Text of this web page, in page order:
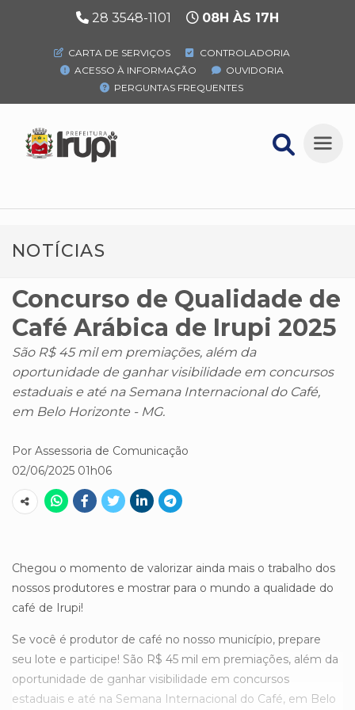
28 3548-1101 08H ÀS 17H
CARTA DE SERVIÇOS
CONTROLADORIA
ACESSO À INFORMAÇÃO
OUVIDORIA
PERGUNTAS FREQUENTES
NOTÍCIAS
Concurso de Qualidade de
Café Arábica de Irupi 2025
São R$ 45 mil em premiações, além da
oportunidade de ganhar visibilidade em concursos
estaduais e até na Semana Internacional do Café,
em Belo Horizonte - MG.
Por Assessoria de Comunicação
02/06/2025 01h06
Chegou o momento de valorizar ainda mais o trabalho dos
nossos produtores e mostrar para o mundo a qualidade do
café de Irupi!
Se você é produtor de café no nosso município, prepare
seu lote e participe! São R$ 45 mil em premiações, além da
oportunidade de ganhar visibilidade em concursos
estaduais e até na Semana Internacional do Café, em Belo